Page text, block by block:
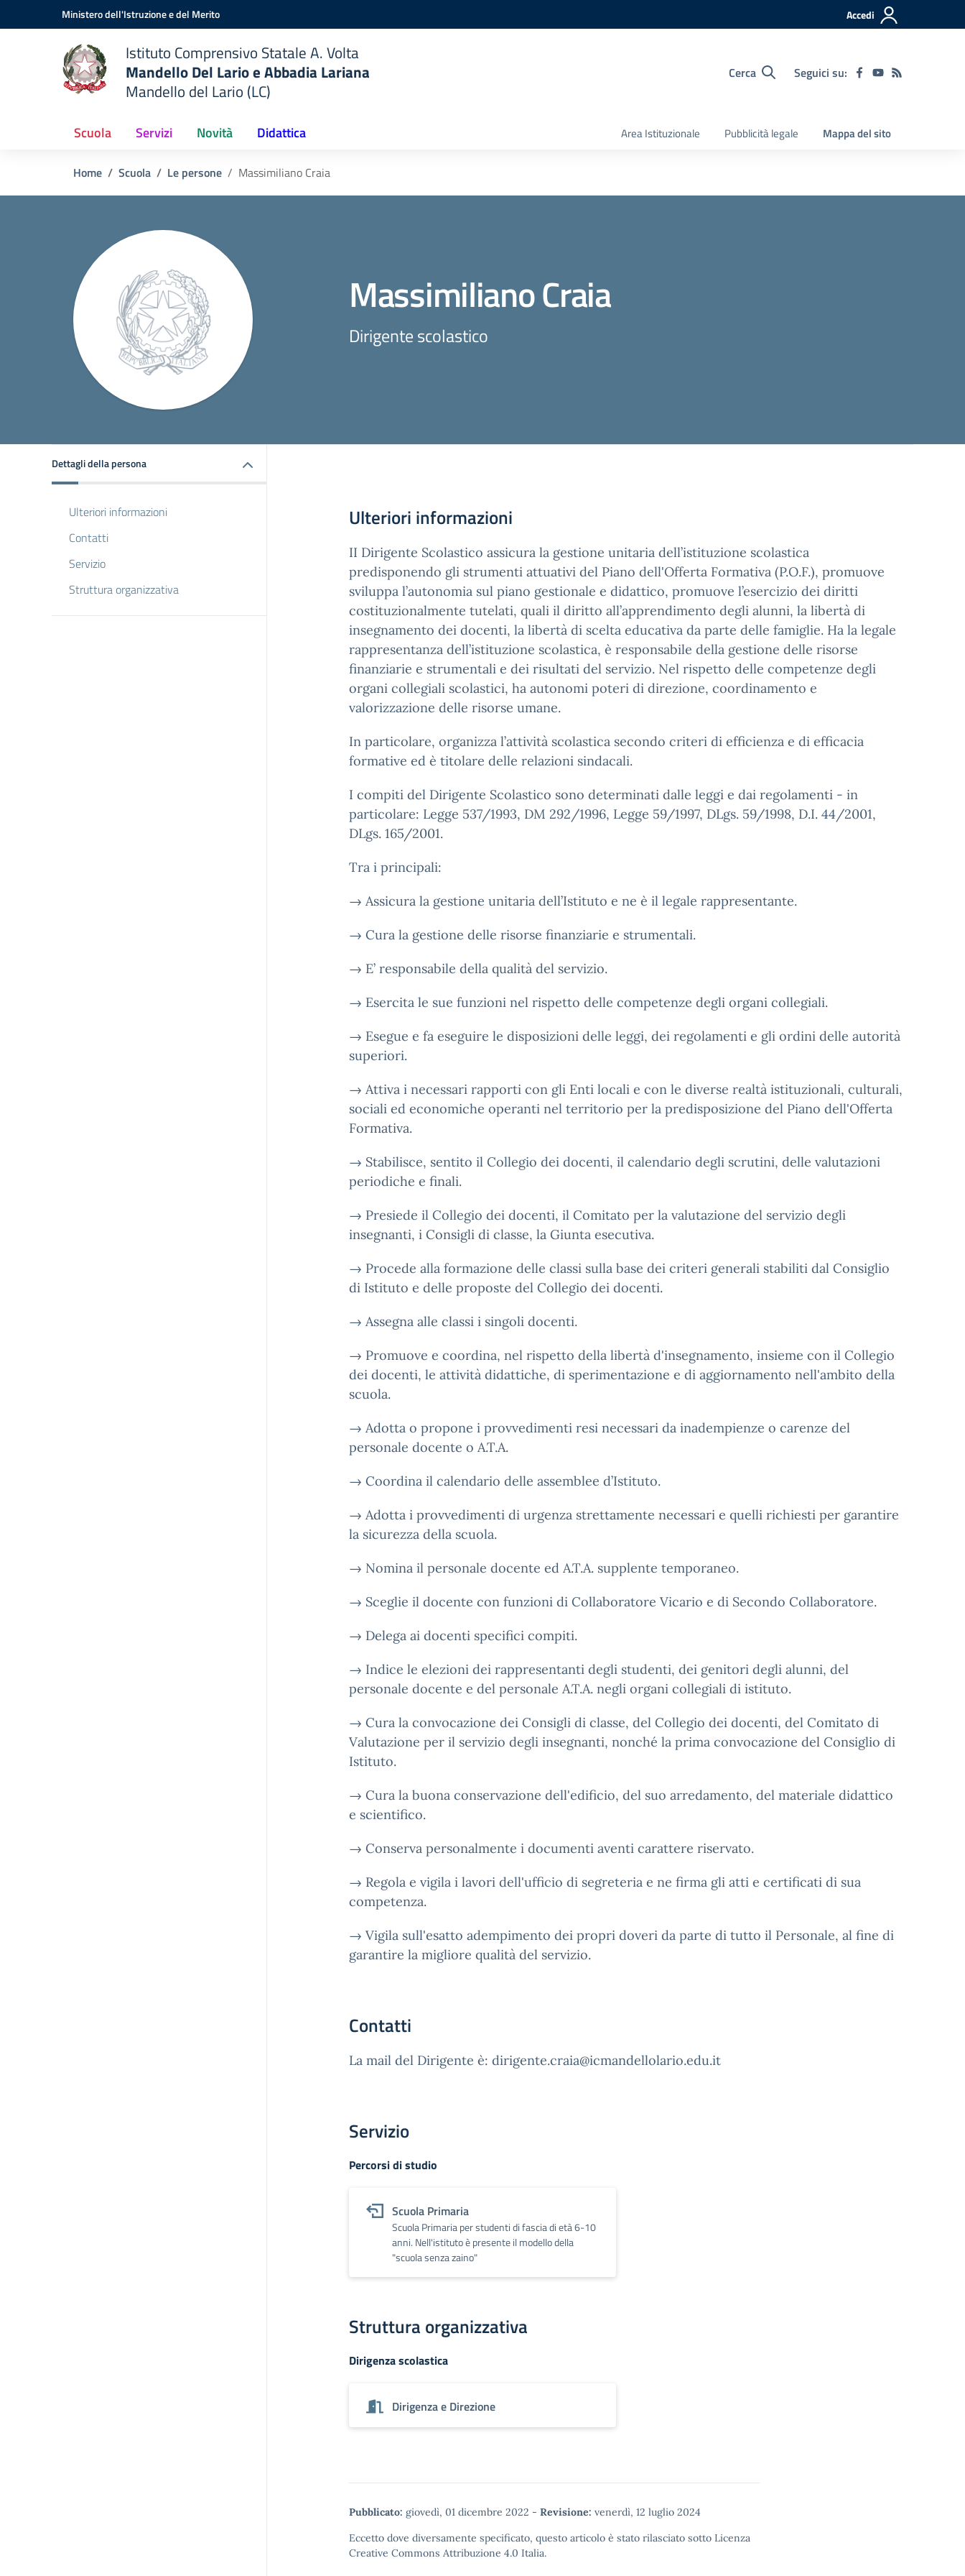
Vai ai contenuti
Vai al menu di navigazioneMinistero dell'Istruzione e del Merito Accedi
Istituto Comprensivo Statale A. Volta
Mandello Del Lario e Abbadia Lariana
Mandello del Lario (LC)
Cerca Seguici su:
Scuola Servizi Novità Didattica Area Istituzionale Pubblicità legale Mappa del sito
Home Scuola Le persone Massimiliano Craia
Massimiliano Craia
Dirigente scolastico
Dettagli della persona
Ulteriori informazioni
Contatti
Servizio
Struttura organizzativa
Ulteriori informazioni
II Dirigente Scolastico assicura la gestione unitaria dell’istituzione scolastica
predisponendo gli strumenti attuativi del Piano dell'Offerta Formativa (P.O.F.), promuove
sviluppa l’autonomia sul piano gestionale e didattico, promuove l’esercizio dei diritti
costituzionalmente tutelati, quali il diritto all’apprendimento degli alunni, la libertà di
insegnamento dei docenti, la libertà di scelta educativa da parte delle famiglie. Ha la legale
rappresentanza dell’istituzione scolastica, è responsabile della gestione delle risorse
finanziarie e strumentali e dei risultati del servizio. Nel rispetto delle competenze degli
organi collegiali scolastici, ha autonomi poteri di direzione, coordinamento e
valorizzazione delle risorse umane.
In particolare, organizza l’attività scolastica secondo criteri di efficienza e di efficacia
formative ed è titolare delle relazioni sindacali.
I compiti del Dirigente Scolastico sono determinati dalle leggi e dai regolamenti - in
particolare: Legge 537/1993, DM 292/1996, Legge 59/1997, DLgs. 59/1998, D.I. 44/2001,
DLgs. 165/2001.
Tra i principali:
→ Assicura la gestione unitaria dell’Istituto e ne è il legale rappresentante.
→ Cura la gestione delle risorse finanziarie e strumentali.
→ E’ responsabile della qualità del servizio.
→ Esercita le sue funzioni nel rispetto delle competenze degli organi collegiali.
→ Esegue e fa eseguire le disposizioni delle leggi, dei regolamenti e gli ordini delle autorità
superiori.
→ Attiva i necessari rapporti con gli Enti locali e con le diverse realtà istituzionali, culturali,
sociali ed economiche operanti nel territorio per la predisposizione del Piano dell'Offerta
Formativa.
→ Stabilisce, sentito il Collegio dei docenti, il calendario degli scrutini, delle valutazioni
periodiche e finali.
→ Presiede il Collegio dei docenti, il Comitato per la valutazione del servizio degli
insegnanti, i Consigli di classe, la Giunta esecutiva.
→ Procede alla formazione delle classi sulla base dei criteri generali stabiliti dal Consiglio
di Istituto e delle proposte del Collegio dei docenti.
→ Assegna alle classi i singoli docenti.
→ Promuove e coordina, nel rispetto della libertà d'insegnamento, insieme con il Collegio
dei docenti, le attività didattiche, di sperimentazione e di aggiornamento nell'ambito della
scuola.
→ Adotta o propone i provvedimenti resi necessari da inadempienze o carenze del
personale docente o A.T.A.
→ Coordina il calendario delle assemblee d’Istituto.
→ Adotta i provvedimenti di urgenza strettamente necessari e quelli richiesti per garantire
la sicurezza della scuola.
→ Nomina il personale docente ed A.T.A. supplente temporaneo.
→ Sceglie il docente con funzioni di Collaboratore Vicario e di Secondo Collaboratore.
→ Delega ai docenti specifici compiti.
→ Indice le elezioni dei rappresentanti degli studenti, dei genitori degli alunni, del
personale docente e del personale A.T.A. negli organi collegiali di istituto.
→ Cura la convocazione dei Consigli di classe, del Collegio dei docenti, del Comitato di
Valutazione per il servizio degli insegnanti, nonché la prima convocazione del Consiglio di
Istituto.
→ Cura la buona conservazione dell'edificio, del suo arredamento, del materiale didattico
e scientifico.
→ Conserva personalmente i documenti aventi carattere riservato.
→ Regola e vigila i lavori dell'ufficio di segreteria e ne firma gli atti e certificati di sua
competenza.
→ Vigila sull'esatto adempimento dei propri doveri da parte di tutto il Personale, al fine di
garantire la migliore qualità del servizio.
Contatti
La mail del Dirigente è: dirigente.craia@icmandellolario.edu.it
Servizio
Percorsi di studio
Scuola Primaria
Scuola Primaria per studenti di fascia di età 6-10
anni. Nell'istituto è presente il modello della
"scuola senza zaino"
Struttura organizzativa
Dirigenza scolastica
Dirigenza e Direzione
Pubblicato: giovedì, 01 dicembre 2022 - Revisione: venerdì, 12 luglio 2024
Eccetto dove diversamente specificato, questo articolo è stato rilasciato sotto Licenza
Creative Commons Attribuzione 4.0 Italia.